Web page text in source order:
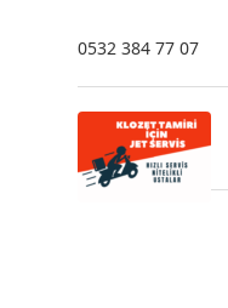
0532 384 77 07